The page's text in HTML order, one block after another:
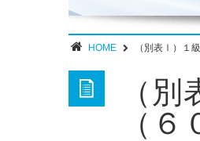
HOME （別表Ⅰ）１
（
（